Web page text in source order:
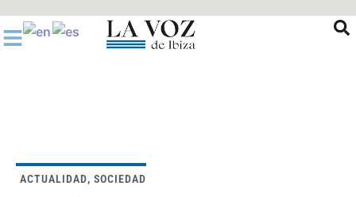
al
contenido
ACTUALIDAD, SOCIEDAD